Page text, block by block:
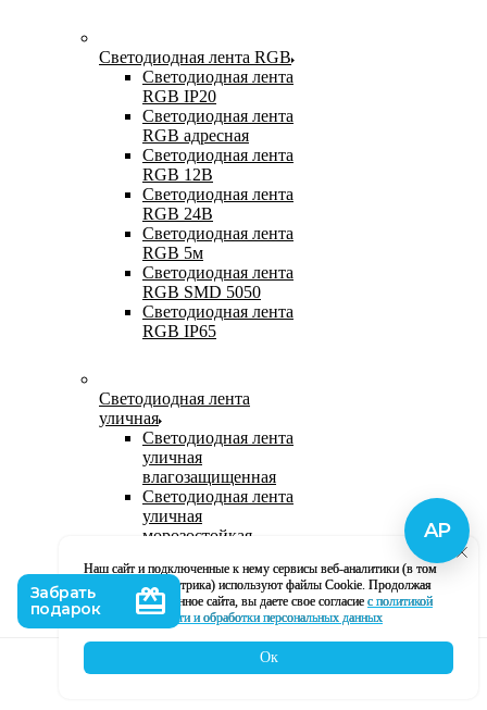
Светодиодная лента RGB
Светодиодная лента
RGB IP20
Светодиодная лента
RGB адресная
Светодиодная лента
RGB 12В
Светодиодная лента
RGB 24В
Светодиодная лента
RGB 5м
Светодиодная лента
RGB SMD 5050
Светодиодная лента
RGB IP65
Светодиодная лента
уличная
Светодиодная лента
уличная
влагозащищенная
Светодиодная лента
уличная
морозостойкая
светодиодная лента
220В
Светодиодная лента
уличная в силиконе
Наш сайт и подключенные к нему сервисы веб-аналитики (в том
числе, Яндекс Метрика) используют файлы Cookie. Продолжая
использование данное сайта, вы даете свое согласие с политикой
кофиденциальности и обработки персональных данных
Ок